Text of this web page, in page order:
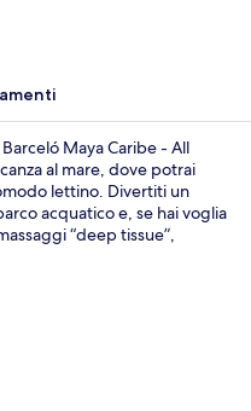
Maya Caribe - All
al mare, dove potrai
lettino. Divertiti un
acquatico e, se hai voglia
“deep tissue”,
Gli altri punti di forza di
una discoteca e un